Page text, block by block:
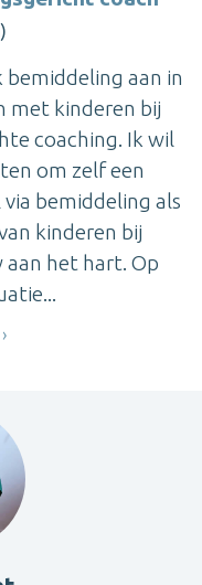
aan in
met kinderen bij
coaching. Ik wil
om zelf een
bemiddeling als
kinderen bij
het hart. Op